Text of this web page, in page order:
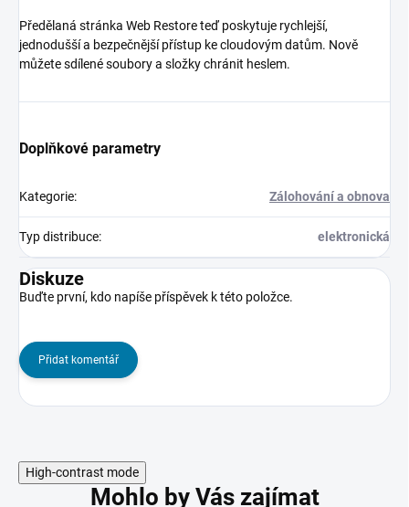
Předělaná stránka Web Restore teď poskytuje rychlejší,
jednodušší a bezpečnější přístup ke cloudovým datům. Nově
můžete sdílené soubory a složky chránit heslem.
Doplňkové parametry
Kategorie: Zálohování a obnova
Typ distribuce: elektronická
Diskuze
Buďte první, kdo napíše příspěvek k této položce.
Přidat komentář
High-contrast mode
Mohlo by Vás zajímat